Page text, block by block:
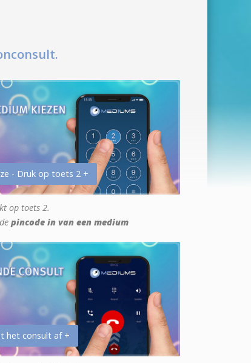
- Druk op toets 2 +
op toets 2.
pincode in van een medium
het consult af +